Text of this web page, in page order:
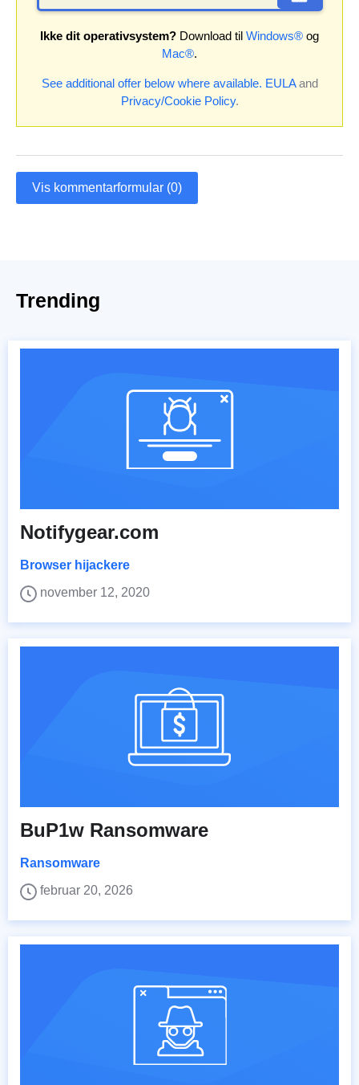
Ikke dit operativsystem? Download til Windows® og
Mac®.
See additional offer below where available. EULAand
Privacy/Cookie Policy.
Vis kommentarformular (0)
Trending
Notifygear.com
Browser hijackere
november 12, 2020
BuP1w Ransomware
Ransomware
februar 20, 2026